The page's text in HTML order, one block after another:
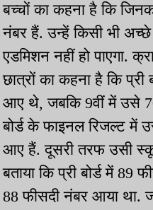
बच्चों का कहना है कि
नंबर हैं. उन्हें किसी भी
एडमिशन नहीं हो पाएगा.
छात्रों का कहना है कि
आए थे, जबकि 9वीं में उसे
बोर्ड के फाइनल रिजल्ट में
आए हैं. दूसरी तरफ उसी
बताया कि प्री बोर्ड में 89
88 फीसदी नंबर आया था.